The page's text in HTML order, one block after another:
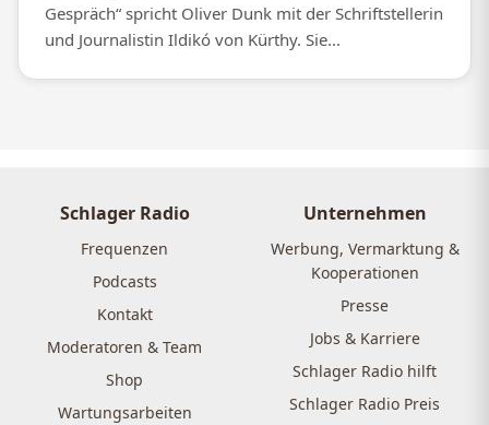
Gespräch“ spricht Oliver Dunk mit der Schriftstellerin
und Journalistin Ildikó von Kürthy. Sie...
Schlager Radio
Frequenzen
Podcasts
Kontakt
Moderatoren & Team
Shop
Wartungsarbeiten
Unternehmen
Werbung, Vermarktung &
Kooperationen
Presse
Jobs & Karriere
Schlager Radio hilft
Schlager Radio Preis